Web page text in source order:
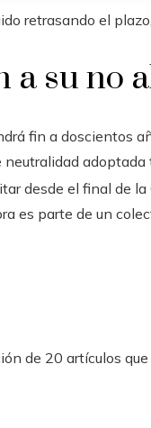
retrasando el
a su no
fin a doscientos
desde el final de
es parte de un
de 20 artículos